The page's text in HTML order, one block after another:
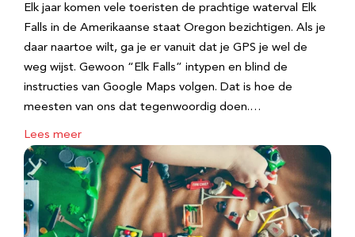
Elk jaar komen vele toeristen de prachtige waterval Elk
Falls in de Amerikaanse staat Oregon bezichtigen. Als je
daar naartoe wilt, ga je er vanuit dat je GPS je wel de
weg wijst. Gewoon “Elk Falls” intypen en blind de
instructies van Google Maps volgen. Dat is hoe de
meesten van ons dat tegenwoordig doen.…
Lees meer